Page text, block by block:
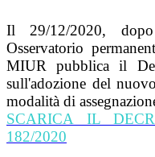
Il 29/12/2020,
Osservatorio
MIUR pubblica il
sull'adozione del
modalità di
SCARICA IL
182/2020